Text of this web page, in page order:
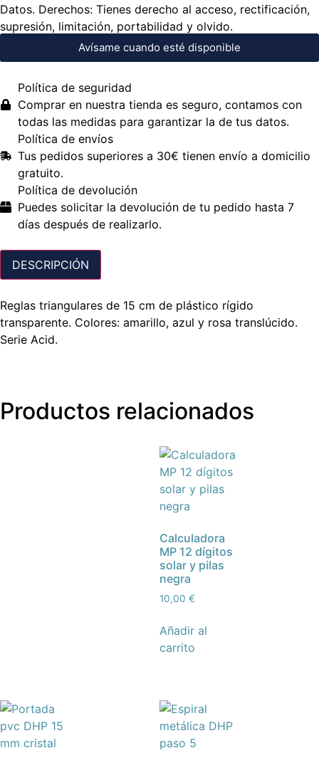
Datos. Derechos: Tienes derecho al acceso, rectificación,
supresión, limitación, portabilidad y olvido.
Avísame cuando esté disponible
Política de seguridad
Comprar en nuestra tienda es seguro, contamos con
todas las medidas para garantizar la de tus datos.
Política de envíos
Tus pedidos superiores a 30€ tienen envío a domicilio
gratuito.
Política de devolución
Puedes solicitar la devolución de tu pedido hasta 7
días después de realizarlo.
DESCRIPCIÓN
Reglas triangulares de 15 cm de plástico rígido
transparente. Colores: amarillo, azul y rosa translúcido.
Serie Acid.
Productos relacionados
Calculadora
MP 12 dígitos
solar y pilas
negra
10,00 €
Añadir al
carrito